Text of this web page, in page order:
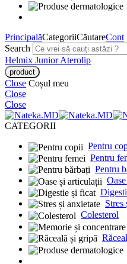
PrincipalăCategoriiCăutareCont
Search
Helmix JuniorAterolip
Close Coșul meu
Close
Close
CATEGORII
Pentru
Pentru
Pentru
Stres
Colesterol